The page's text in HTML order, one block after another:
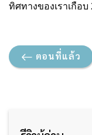
ทิศทางของเราเกือบ
ตอนที่แล้ว